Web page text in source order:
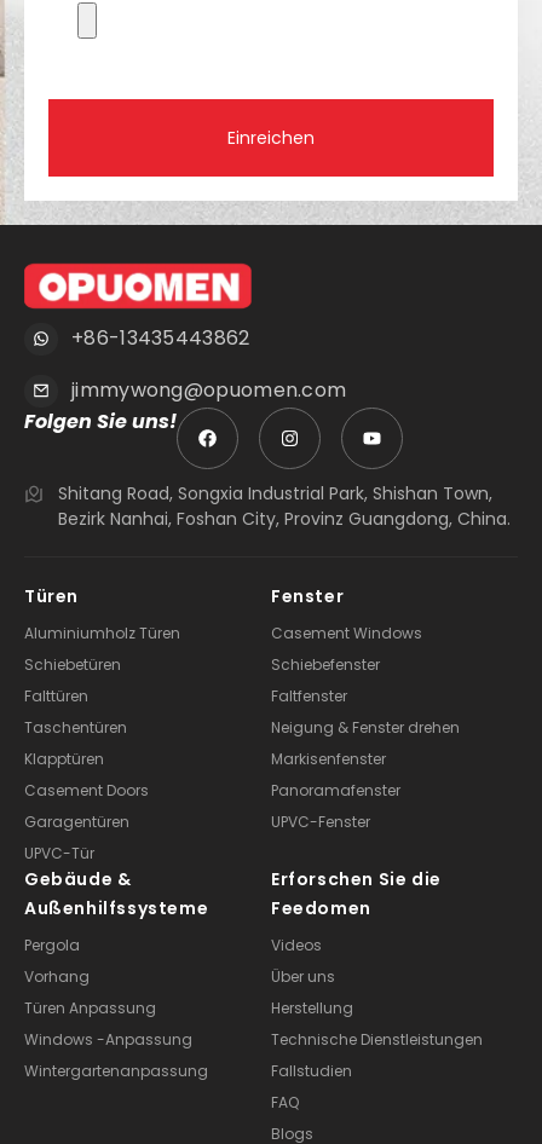
Einreichen
+86-13435443862
jimmywong@opuomen.com
Folgen Sie uns!
Shitang Road, Songxia Industrial Park, Shishan Town,
Bezirk Nanhai, Foshan City, Provinz Guangdong, China.
Türen
Aluminiumholz Türen
Schiebetüren
Falttüren
Taschentüren
Klapptüren
Casement Doors
Garagentüren
UPVC-Tür
Fenster
Casement Windows
Schiebefenster
Faltfenster
Neigung & Fenster drehen
Markisenfenster
Panoramafenster
UPVC-Fenster
Gebäude &
Außenhilfssysteme
Pergola
Vorhang
Türen Anpassung
Windows -Anpassung
Wintergartenanpassung
Erforschen Sie die
Feedomen
Videos
Über uns
Herstellung
Technische Dienstleistungen
Fallstudien
FAQ
Blogs